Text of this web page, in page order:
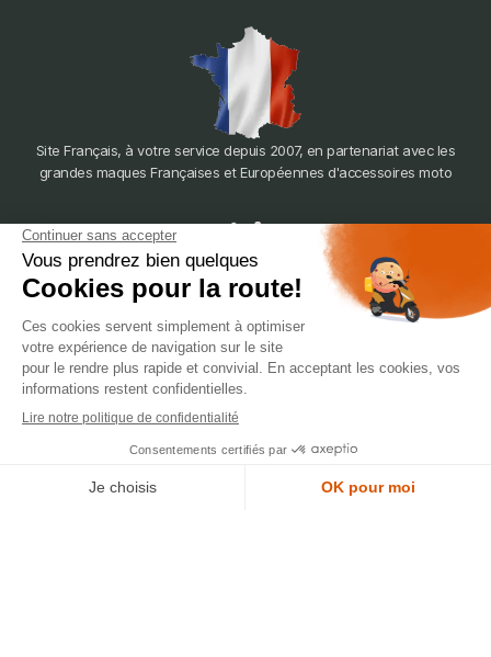
Site Français, à votre service depuis 2007, en partenariat avec les
grandes maques Françaises et Européennes d'accessoires moto
388 Av. Charles de Gaulle, 69200 Vénissieux
© 2007-2025 Silverstone Motor